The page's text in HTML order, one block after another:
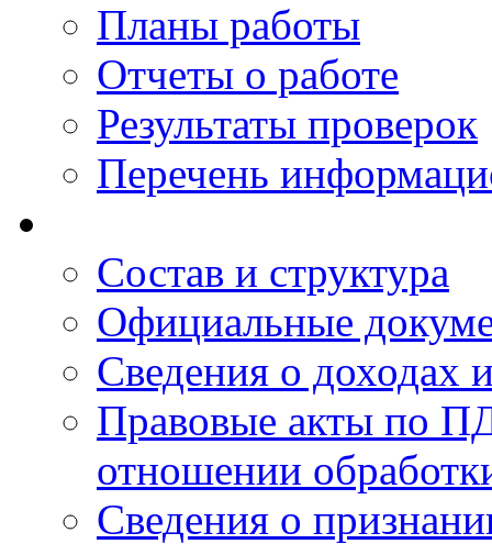
Планы работы
Отчеты о работе
Результаты проверок
Перечень
Состав и структура
Официальные
Сведения о доходах
Правовые акты по
отношении
Сведения о